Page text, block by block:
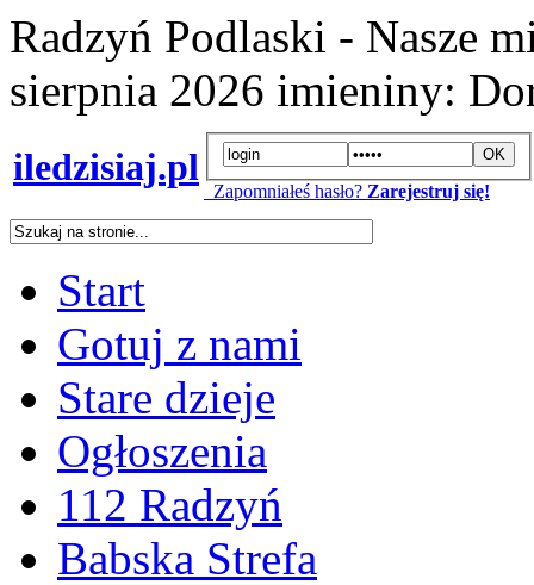
Radzyń Podlaski - Nasze
sierpnia 2026 imieniny:
iledzisiaj.pl
Zapomniałeś hasło? Zarejestruj się!
Start
Gotuj z nami
Stare dzieje
Ogłoszenia
112 Radzyń
Babska Strefa